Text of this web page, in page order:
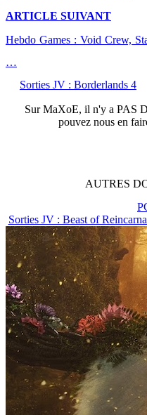
ARTICLE SUIVANT
Hebdo Games : Void Crew,
…
Sorties JV : Borderlands 4
SurMaXoE, il n'y a PAS
pouvez nous en
AUTRES
Sorties JV : Beast of